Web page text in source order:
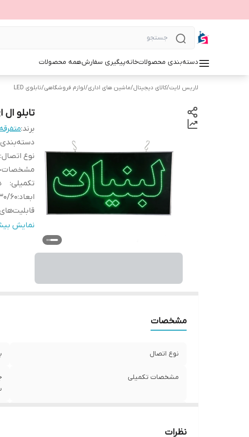
دسته‌بندی محصولاتخانهپیگیری سفارشهمه محصولات
لاریس لایت/کالای دیجیتال/ماشین های اداری/لوازم فروشگاهی/تابلوی LED
تابلو
برند:
دسته‌بندی
نوع اتصال:
مشخصات
تکمیلی:
ابعاد:
60
وزن:5000 گرمنمایش
مشخصات
نوع اتصال
مشخصات تکمیلی
نظرات